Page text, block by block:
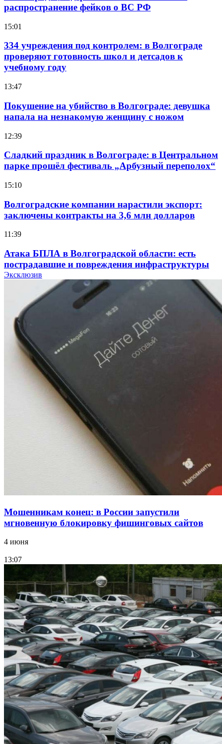
распространение фейков о ВС РФ
15:01
334 учреждения под контролем: в Волгограде
проверяют готовность школ и детсадов к
учебному году
13:47
Покушение на убийство в Волгограде: девушка
напала на незнакомую женщину с ножом
12:39
Сладкий праздник в Волгограде: в Центральном
парке прошёл фестиваль „Арбузный переполох“
15:10
Волгоградские компании нарастили экспорт:
заключены контракты на 3,6 млн долларов
11:39
Атака БПЛА в Волгоградской области: есть
пострадавшие и повреждения инфраструктуры
Волгоградские вузы в топе зарплатного
рейтинга: ВолгГТУ и ВолгГМУ вошли в топ‑15
для химической отрасли и фармацевтики
18:39
В Красноармейском районе Волгограда стартует
конкурс на ремонт моста через Волго‑Донской
судоходный канал
Фестиваль #ТриЧетыре в Волгограде пройдёт
11–13 сентября в рамках Года единства народов
Эксклюзив
Мошенникам конец: в России запустили
мгновенную блокировку фишинговых сайтов
4 июня
13:07